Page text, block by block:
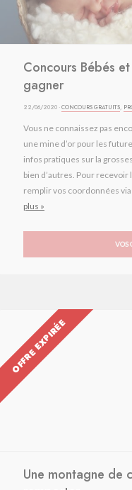
Concours Bébés
gagner
22/06/2020 ·CONCOURS GRATUITS,
Vous ne connaissez pas
une mine d’or pour les
infos pratiques sur la
bien d’autres. Pour
remplir vos coordonnées
plus »
VOS
OFFRE EXPIRÉE
Une montagne de